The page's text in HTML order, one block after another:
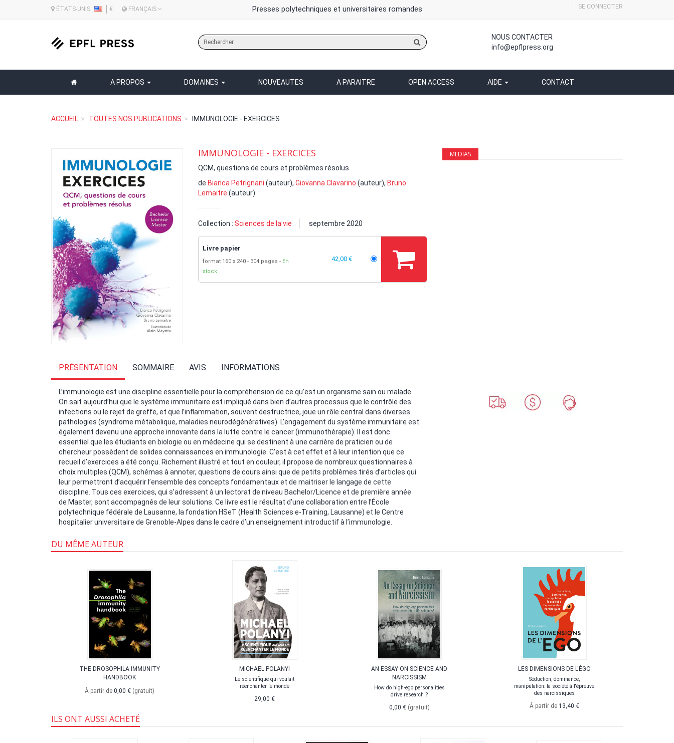
ÉTATS-UNIS € FRANÇAIS Presses polytechniques et universitaires romandes SE CONNECTER
sur
site
NOUS CONTACTER
info@epflpress.org
A PROPOS DOMAINES NOUVEAUTES A PARAITRE OPEN ACCESS AIDE CONTACT
ACCUEIL TOUTES NOS PUBLICATIONS IMMUNOLOGIE - EXERCICES
IMMUNOLOGIE - EXERCICES
QCM, questions de cours et problèmes résolus
de Bianca Petrignani (auteur), Giovanna Clavarino (auteur), Bruno
Lemaitre (auteur)
Collection : Sciences de la vie septembre 2020
Livre papier
format 160 x 240 304 pages
En
stock
42,00 €
MEDIAS
PRÉSENTATION SOMMAIRE AVIS INFORMATIONS
L’immunologie est une discipline essentielle pour la compréhension de ce qu’est un organisme sain ou malade.
On sait aujourd’hui que le système immunitaire est impliqué dans bien d’autres processus que le contrôle des
infections ou le rejet de greffe, et que l’inflammation, souvent destructrice, joue un rôle central dans diverses
pathologies (syndrome métabolique, maladies neurodégénératives). L’engagement du système immunitaire est
également devenu une approche innovante dans la lutte contre le cancer (immunothérapie). Il est donc
essentiel que les étudiants en biologie ou en médecine qui se destinent à une carrière de praticien ou de
chercheur possèdent de solides connaissances en immunologie. C’est à cet effet et à leur intention que ce
recueil d’exercices a été conçu. Richement illustré et tout en couleur, il propose de nombreux questionnaires à
choix multiples (QCM), schémas à annoter, questions de cours ainsi que de petits problèmes tirés d’articles qui
leur permettront d’acquérir l’ensemble des concepts fondamentaux et de maitriser le langage de cette
discipline. Tous ces exercices, qui s’adressent à un lectorat de niveau Bachelor/Licence et de première année
de Master, sont accompagnés de leur solutions. Ce livre est le résultat d’une collaboration entre l’École
polytechnique fédérale de Lausanne, la fondation HSeT (Health Sciences e-Training, Lausanne) et le Centre
hospitalier universitaire de Grenoble-Alpes dans le cadre d’un enseignement introductif à l’immunologie.
DU MÊME AUTEUR
THE DROSOPHILA IMMUNITY
HANDBOOK
À partir de0,00 € (gratuit)
MICHAEL POLANYI
Le scientifique qui voulait
réenchanter le monde
29,00 €
AN ESSAY ON SCIENCE AND
NARCISSISM
How do high-ego personalities
drive research ?
0,00 € (gratuit)
LES DIMENSIONS DE L'ÉGO
Séduction, dominance,
manipulation: la société à l'épreuve
des narcissiques
À partir de 13,40 €
ILS ONT AUSSI ACHETÉ